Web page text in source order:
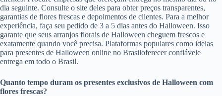
dia seguinte. Consulte o site deles para obter preços transparentes,
garantias de flores frescas e depoimentos de clientes. Para a melhor
experiência, faça seu pedido de 3 a 5 dias antes do Halloween. Isso
garante que seus arranjos florais de Halloween cheguem frescos e
exatamente quando você precisa. Plataformas populares como ideias
para presentes de Halloween online no Brasiloferecer confiávele
entrega em todo o Brasil.
Quanto tempo duram os presentes exclusivos de Halloween com
flores frescas?